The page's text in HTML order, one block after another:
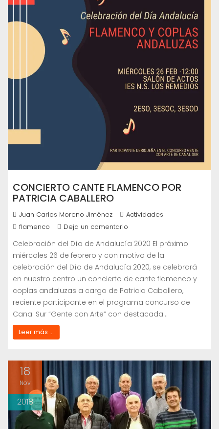
CONCIERTO CANTE FLAMENCO POR
PATRICIA CABALLERO
Juan Carlos Moreno Jiménez
Actividades
flamenco
Deja un comentario
Celebración del Día de Andalucía 2020 El próximo
miércoles 26 de febrero y con motivo de la
celebración del Día de Andalucía 2020, se celebrará
en nuestro centro un concierto de cante flamenco y
coplas andaluzas a cargo de Patricia Caballero,
reciente participante en el programa concurso de
Canal Sur “Gente con Arte” con destacada…
Leer más ...
18
Nov
2018